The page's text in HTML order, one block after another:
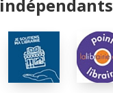
indépendants